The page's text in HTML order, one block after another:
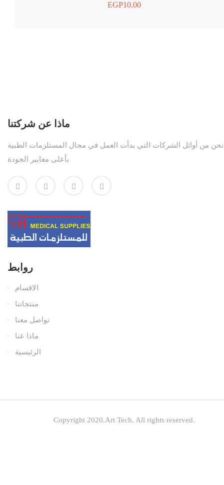
EGP10.00
ماذا عن شركتنا
نحن من أوائل الشركات التي بدأت العمل في مجال المستلزمات الطبية
بأعلى معايير الجودة
روابط
الاقسام
منتجاتنا
تواصل معنا
ماذا عنا
الرئيسية
Copyright 2020.Art Tech. All rights reserved.